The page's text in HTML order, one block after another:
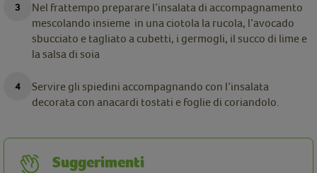
Nel frattempo preparare l’insalata di accompagnamento
mescolando insieme in una ciotola la rucola, l’avocado
sbucciato e tagliato a cubetti, i germogli, il succo di lime e
la salsa di soia
Servire gli spiedini accompagnando con l’insalata
decorata con anacardi tostati e foglie di coriandolo.
Suggerimenti